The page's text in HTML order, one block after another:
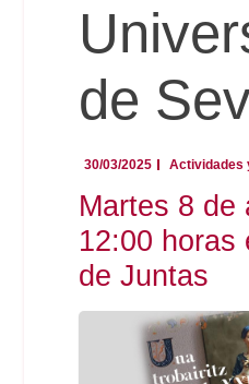
de
30/03/2025 Actividades
Martes 8 de
12:00 horas
de Juntas